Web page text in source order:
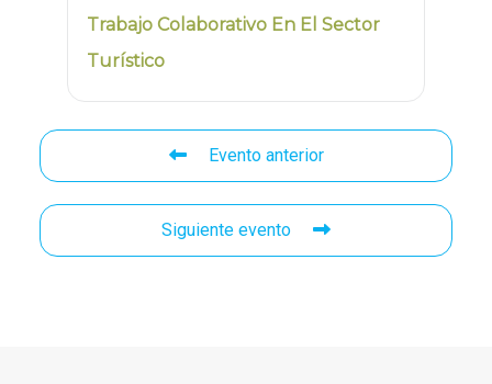
Trabajo Colaborativo En El Sector
Turístico
Evento anterior
Siguiente evento